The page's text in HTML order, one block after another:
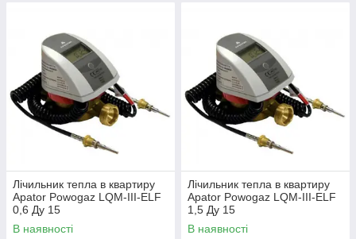
Лічильник тепла в квартиру
Apator Powogaz LQM-III-ELF
0,6 Ду 15
В наявності
Лічильник тепла в квартиру
Apator Powogaz LQM-III-ELF
1,5 Ду 15
В наявності